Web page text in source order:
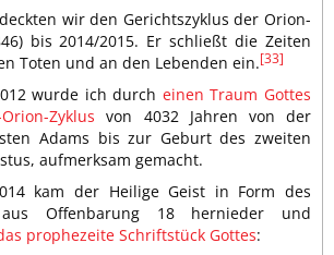
wir den Gerichtszyklus der Orion-
bis 2014/2015. Er schließt die Zeiten
Toten und an den Lebenden ein.[33]
wurde ich durch einen Traum Gottes
Zyklus von 4032 Jahren von der
Adams bis zur Geburt des zweiten
aufmerksam gemacht.
kam der Heilige Geist in Form des
Offenbarung 18 hernieder und
prophezeite Schriftstück Gottes: